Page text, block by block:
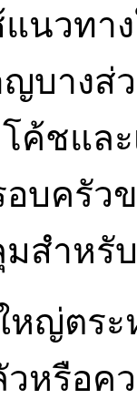
นวทา
บางส่
ค้ชแล
บครัว
สำหรั
ญ่ตระ
หรือค